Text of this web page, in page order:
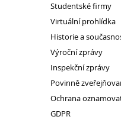
Studentské firmy
Virtuální prohlídka
Historie a
Výroční zprávy
Inspekční zprávy
Povinně
Ochrana
GDPR